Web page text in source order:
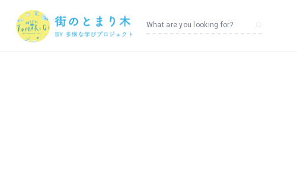
What are you looking for?